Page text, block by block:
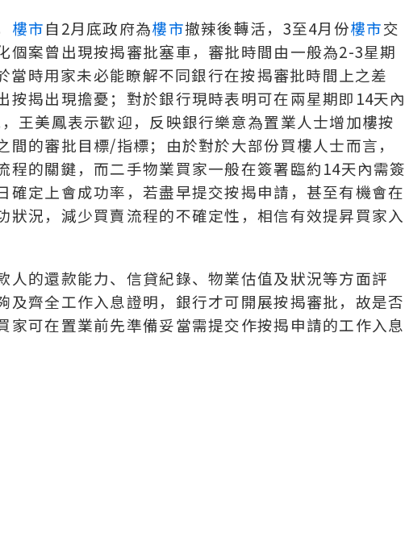
樓市自2月底政府為樓市撤辣後轉活，3至4月份樓市交
個案曾出現按揭審批塞車，審批時間由一般為2-3星期
當時用家未必能瞭解不同銀行在按揭審批時間上之差
按揭出現擔憂；對於銀行現時表明可在兩星期即14天內
王美鳳表示歡迎，反映銀行樂意為置業人士增加樓按
的審批目標/指標；由於對於大部份買樓人士而言，
程的關鍵，而二手物業買家一般在簽署臨約14天內需簽
確定上會成功率，若盡早提交按揭申請，甚至有機會在
狀況，減少買賣流程的不確定性，相信有效提昇買家入
人的還款能力、信貸紀錄、物業估值及狀況等方面評
及齊全工作入息證明，銀行才可開展按揭審批，故是否
家可在置業前先準備妥當需提交作按揭申請的工作入息